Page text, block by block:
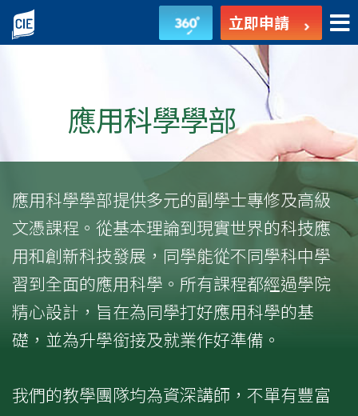
應
用
學
部
-
副
學
士
課
程
立即申請
應用科學學部
應用科學學部提供多元的副學士專修及高級
文憑課程。從基本理論到現實世界的科技應
用和創新科技發展，同學能從不同學科中學
習到全面的應用科學。所有課程都經過學院
精心設計，旨在為同學打好應用科學的基
礎，並為升學銜接及就業作好準備。
我們的教學團隊均為資深講師，不單有豐富